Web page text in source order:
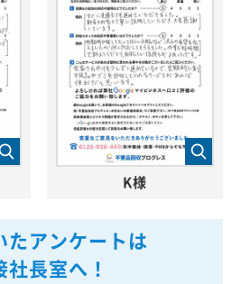
たアンケートは
社長室へ！
K様